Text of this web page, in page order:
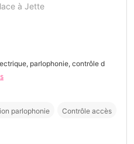
à Jette
parlophonie, contrôle d
parlophonie Contrôle accès